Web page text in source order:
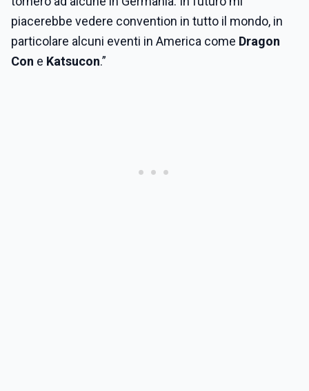
piacerebbe vedere convention in tutto il mondo, in
particolare alcuni eventi in America come Dragon
Con e Katsucon.”